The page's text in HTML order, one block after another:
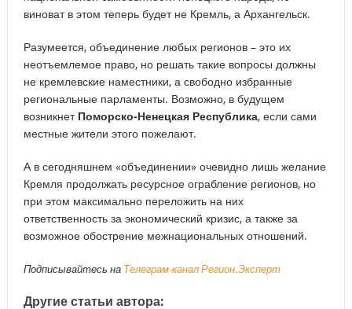
виноват в этом теперь будет не Кремль, а Архангельск.
Разумеется, объединение любых регионов – это их
неотъемлемое право, но решать такие вопросы должны
не кремлевские наместники, а свободно избранные
региональные парламенты. Возможно, в будущем
возникнет Поморско-Ненецкая Республика, если сами
местные жители этого пожелают.
А в сегодняшнем «объединении» очевидно лишь желание
Кремля продолжать ресурсное ограбление регионов, но
при этом максимально переложить на них
ответственность за экономический кризис, а также за
возможное обострение межнациональных отношений.
Подписывайтесь на Телеграм-канал Регион.Эксперт
Другие статьи автора: